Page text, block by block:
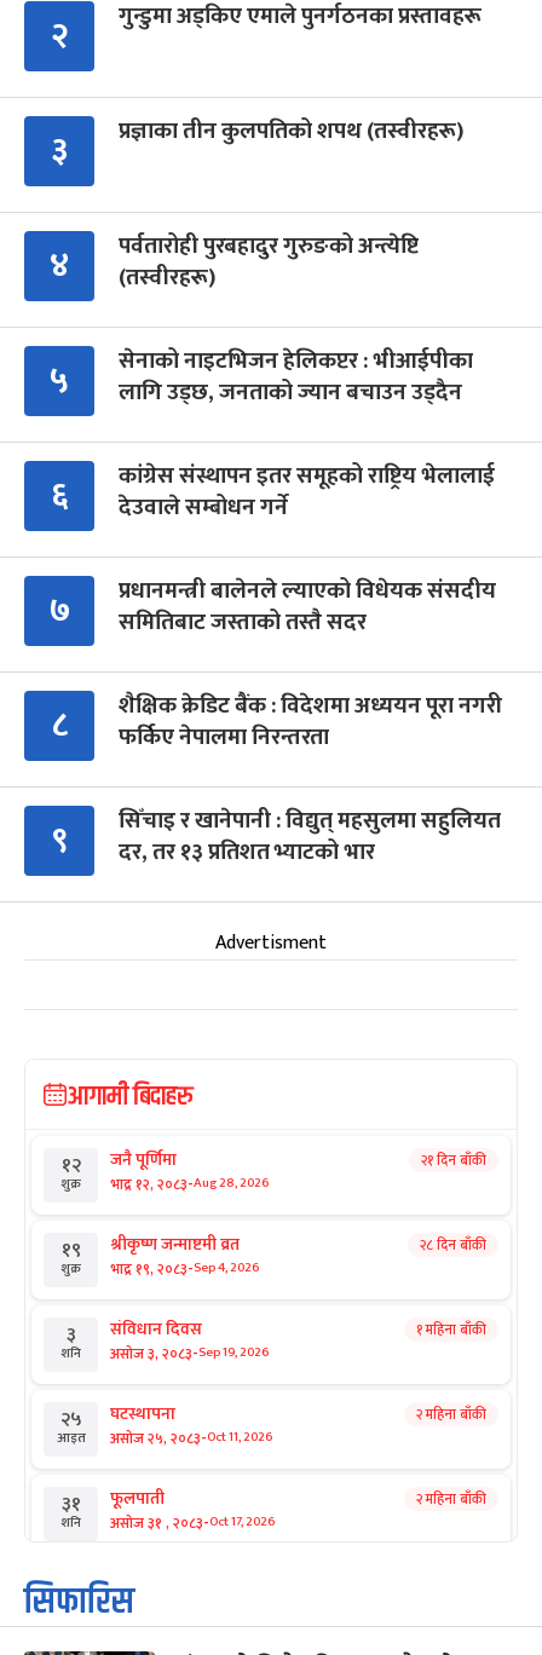
२ गुन्डुमा अड्किए एमाले पुनर्गठनका प्रस्तावहरू
३ प्रज्ञाका तीन कुलपतिको शपथ (तस्वीरहरू)
४
पर्वतारोही पुरबहादुर गुरुङको अन्त्येष्टि
(तस्वीरहरू)
५
सेनाको नाइटभिजन हेलिकप्टर : भीआईपीका
लागि उड्छ, जनताको ज्यान बचाउन उड्दैन
६
कांग्रेस संस्थापन इतर समूहको राष्ट्रिय भेलालाई
देउवाले सम्बोधन गर्ने
७
प्रधानमन्त्री बालेनले ल्याएको विधेयक संसदीय
समितिबाट जस्ताको तस्तै सदर
८
शैक्षिक क्रेडिट बैंक : विदेशमा अध्ययन पूरा नगरी
फर्किए नेपालमा निरन्तरता
९
सिँचाइ र खानेपानी : विद्युत् महसुलमा सहुलियत
दर, तर १३ प्रतिशत भ्याटको भार
Advertisment
आगामी बिदाहरु
१२
शुक्र
जनै पूर्णिमा
भाद्र १२, २०८३-Aug 28, 2026
२१ दिन बाँकी
१९
शुक्र
श्रीकृष्ण जन्माष्टमी व्रत
भाद्र १९, २०८३-Sep 4, 2026
२८ दिन बाँकी
३
शनि
संविधान दिवस
असोज ३, २०८३-Sep 19, 2026
१ महिना बाँकी
२५
आइत
घटस्थापना
असोज २५, २०८३-Oct 11, 2026
२ महिना बाँकी
३१
शनि
फूलपाती
असोज ३१ , २०८३-Oct 17, 2026
२ महिना बाँकी
१
आइत
कार्तिक सङ्क्रान्ति
कार्तिक १, २०८३
सिफारिस